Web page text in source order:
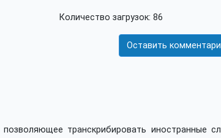
Количество загрузок: 86
Оставить
транскрибировать иностранные